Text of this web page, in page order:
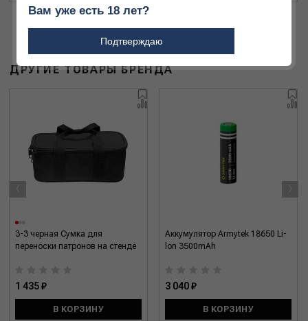
ДРУГИЕ ТОВАРЫ БРЕНДА
3-3 черная Сумка для
переноски патронов на стенде
1 435 ₽
В КОРЗИНУ
Аккумулятор Armytek 18650 Li-
lon 3500mAh
3 040 ₽
В КОРЗИНУ
‹ ›
Вам уже есть 18 лет?
Подтверждаю